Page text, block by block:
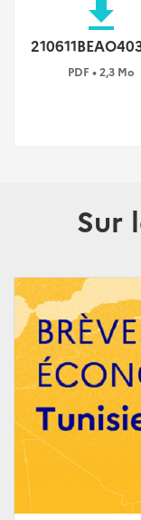
file_download
PDF • 2,3 Mo
Sur